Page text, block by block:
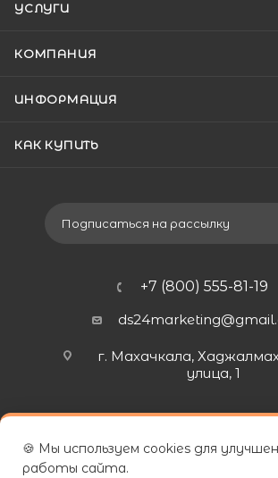
УСЛУГИ
КОМПАНИЯ
ИНФОРМАЦИЯ
КАК КУПИТЬ
Подписаться на рассылку
+7 (800) 555-81-19
г. Махачкала,
улица, 1
🍪 Мы используем cookies для
работы сайта.